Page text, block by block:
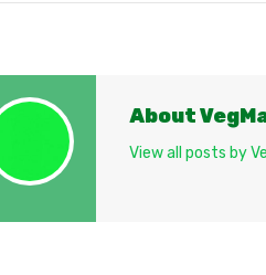
About
View all posts by